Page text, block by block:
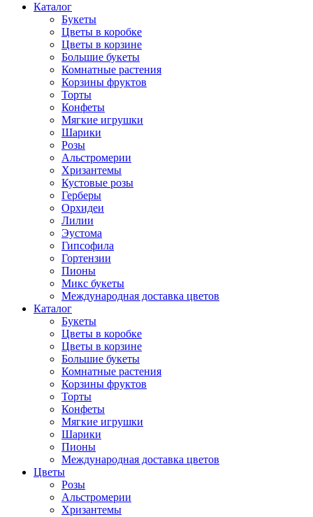
Каталог
Букеты
Цветы в коробке
Цветы в корзине
Большие букеты
Комнатные растения
Корзины фруктов
Торты
Конфеты
Мягкие игрушки
Шарики
Розы
Альстромерии
Хризантемы
Кустовые розы
Герберы
Орхидеи
Лилии
Эустома
Гипсофила
Гортензии
Пионы
Микс букеты
Международная доставка цветов
Каталог
Букеты
Цветы в коробке
Цветы в корзине
Большие букеты
Комнатные растения
Корзины фруктов
Торты
Конфеты
Мягкие игрушки
Шарики
Пионы
Международная доставка цветов
Цветы
Розы
Альстромерии
Хризантемы